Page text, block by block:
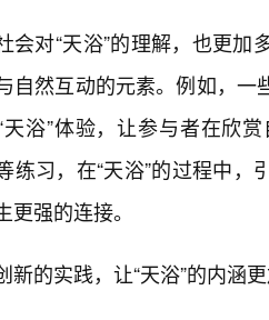
会对“天浴”的理解，也更
自然互动的元素。例如，
天浴”体验，让参与者在欣
练习，在“天浴”的过程中
更强的连接。
新的实践，让“天浴”的内涵